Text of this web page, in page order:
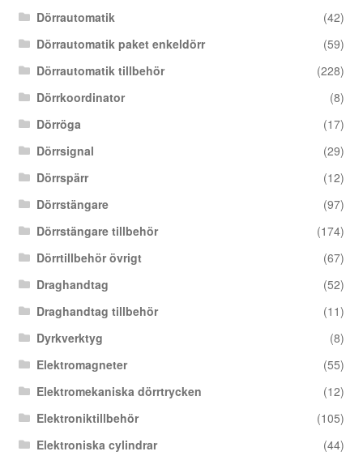
Dörrautomatik
(42)
Dörrautomatik paket enkeldörr
(59)
Dörrautomatik tillbehör
(228)
Dörrkoordinator
(8)
Dörröga
(17)
Dörrsignal
(29)
Dörrspärr
(12)
Dörrstängare
(97)
Dörrstängare tillbehör
(174)
Dörrtillbehör övrigt
(67)
Draghandtag
(52)
Draghandtag tillbehör
(11)
Dyrkverktyg
(8)
Elektromagneter
(55)
Elektromekaniska dörrtrycken
(12)
Elektroniktillbehör
(105)
Elektroniska cylindrar
(44)